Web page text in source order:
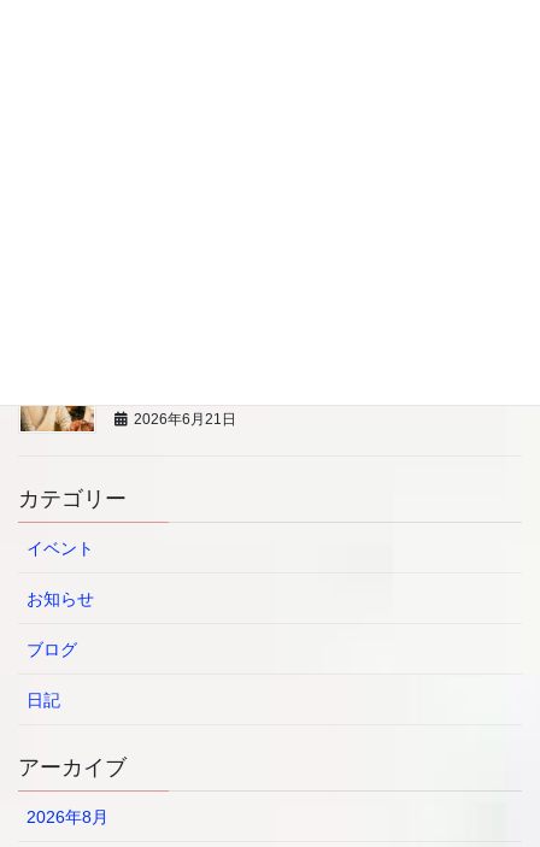
2026年6月21日
カテゴリー
イベント
お知らせ
ブログ
日記
アーカイブ
2026年8月